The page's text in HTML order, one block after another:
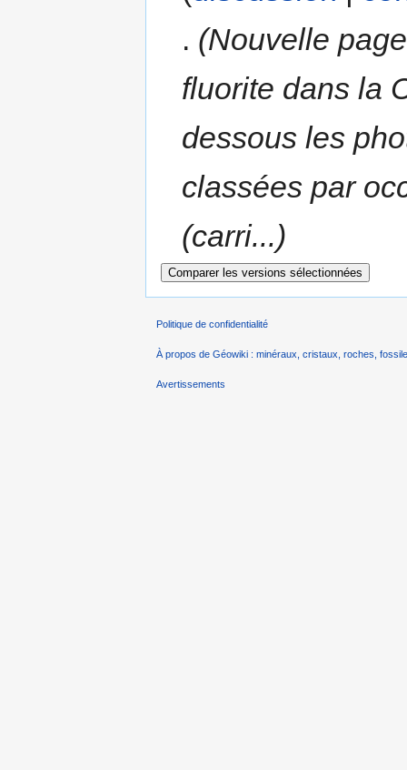
. (Nouvelle
fluorite dans la
dessous les
classées par
(carri...)
Politique de confidentialité
À propos de Géowiki : minéraux, cristaux, roches,
Avertissements